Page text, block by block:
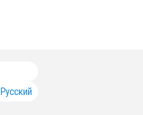
Русский